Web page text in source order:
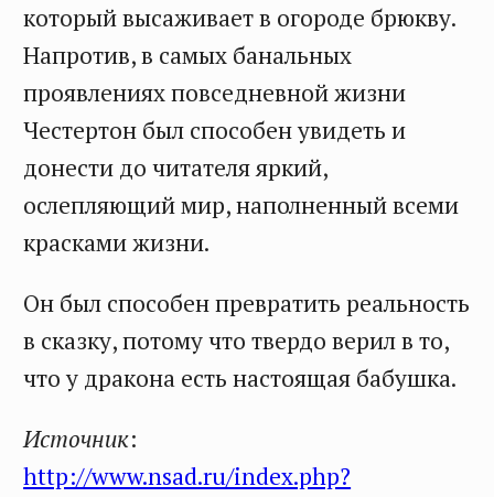
который высаживает в огороде брюкву.
Напротив, в самых банальных
проявлениях повседневной жизни
Честертон был способен увидеть и
донести до читателя яркий,
ослепляющий мир, наполненный всеми
красками жизни.
Он был способен превратить реальность
в сказку, потому что твердо верил в то,
что у дракона есть настоящая бабушка.
Источник:
http://www.nsad.ru/index.php?